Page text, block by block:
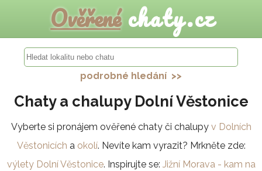
Ověřenéchaty.cz
podrobné hledání >>
Chaty a chalupy Dolní Věstonice
Vyberte si pronájem ověřené chaty či chalupy v Dolních
Věstonicích a okolí. Nevíte kam vyrazit? Mrkněte zde:
výlety Dolní Věstonice. Inspirujte se: Jižní Morava - kam na